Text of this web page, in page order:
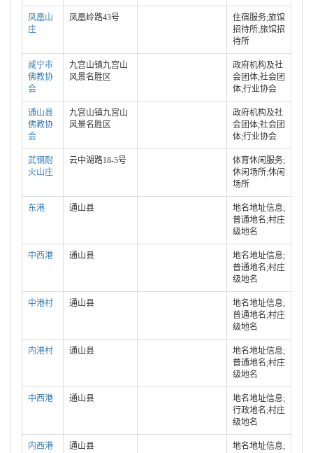
凤凰山
庄
凤凰岭路43号
住宿服务;旅馆
招待所;旅馆招
待所
咸宁市
佛教协
会
九宫山镇九宫山
风景名胜区
政府机构及社
会团体;社会团
体;行业协会
通山县
佛教协
会
九宫山镇九宫山
风景名胜区
政府机构及社
会团体;社会团
体;行业协会
武钢耐
火山庄
云中湖路18-5号
体育休闲服务;
休闲场所;休闲
场所
东港 通山县
地名地址信息;
普通地名;村庄
级地名
中西港 通山县
地名地址信息;
普通地名;村庄
级地名
中港村 通山县
地名地址信息;
普通地名;村庄
级地名
内港村 通山县
地名地址信息;
普通地名;村庄
级地名
中西港 通山县
地名地址信息;
行政地名;村庄
级地名
内西港
通山县
地名地址信息;